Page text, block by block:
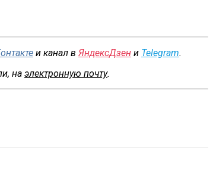
и канал в ЯндексДзен и Telegram.
на электронную почту.